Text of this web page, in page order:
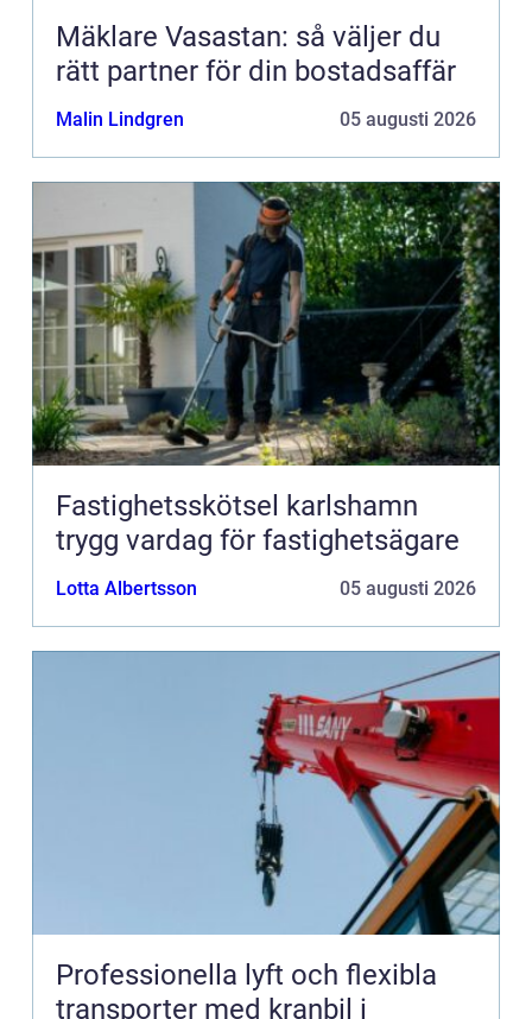
Mäklare Vasastan: så väljer du
rätt partner för din bostadsaffär
Malin Lindgren 05 augusti 2026
Fastighetsskötsel karlshamn
trygg vardag för fastighetsägare
Lotta Albertsson 05 augusti 2026
Professionella lyft och flexibla
transporter med kranbil i